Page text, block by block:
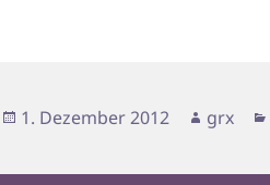
Veröffentlicht
1. Dezember 2012 Autor
grx